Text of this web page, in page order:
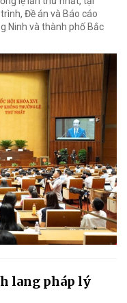
Đề án và Báo cáo
Ninh và thành phố Bắc
lang pháp lý